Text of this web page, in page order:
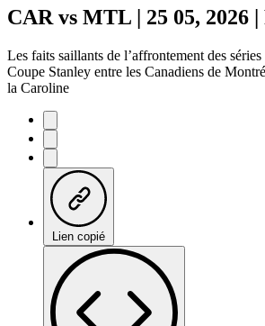
CAR vs MTL | 25 05, 2026 |
Les faits saillants de l’affrontement des
Coupe Stanley entre les Canadiens de
la Caroline
Lien copié